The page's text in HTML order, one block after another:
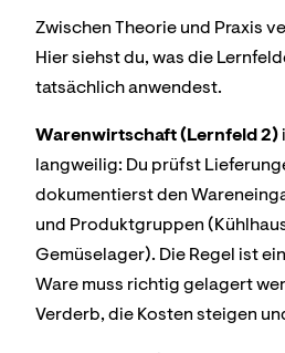
Zwischen Theorie und Praxis
Hier siehst du, was die
tatsächlich anwendest.
Warenwirtschaft (Lernfeld 2)
langweilig: Du prüfst
dokumentierst den
und Produktgruppen
Gemüselager). Die Regel ist
Ware muss richtig gelagert
Verderb, die Kosten steigen